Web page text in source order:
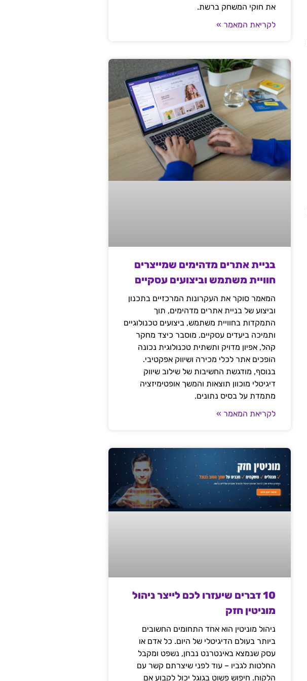
את חוקי המשחק ברשת.
לקריאת המאמר »
בניית אתרים מדהימים שמייצרים
חוויית משתמש וביצועים עסקיים
המאמר סוקר את העקרונות המרכזיים בתכנון
וביצוע של בניית אתרים מדהימים, תוך
התמקדות בחוויית משתמש, ביצועים טכנולוגיים
ותמיכה ביעדים עסקיים. מוסבר כיצד מחקר
קהל, אפיון מדויק ותשתית טכנולוגית נכונה
הופכים אתר לכלי מכירה ושיווק אפקטיבי.
בנוסף, מודגשת החשיבות של שילוב שיווק
דיגיטלי מוכוון תוצאות והמשך אופטימיזציה
מתמדת על בסיס נתונים.
לקריאת המאמר »
10 דברים שיעזרו לכם לייצר ניהול
מוניטין חזק
ניהול מוניטין הוא אחד התחומים החשובים
ביותר בעולם הדיגיטלי של היום. כל אדם או
עסק שנמצא באינטרנט נבחן, נשפט ומקבל
החלטות לגביו – עוד לפני שיצרתם קשר עם
הלקוח. חיפוש פשוט בגוגל יכול לקבוע אם